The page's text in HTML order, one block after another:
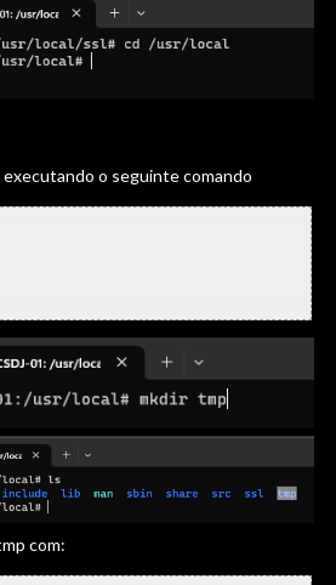
executando o seguinte comando
com: